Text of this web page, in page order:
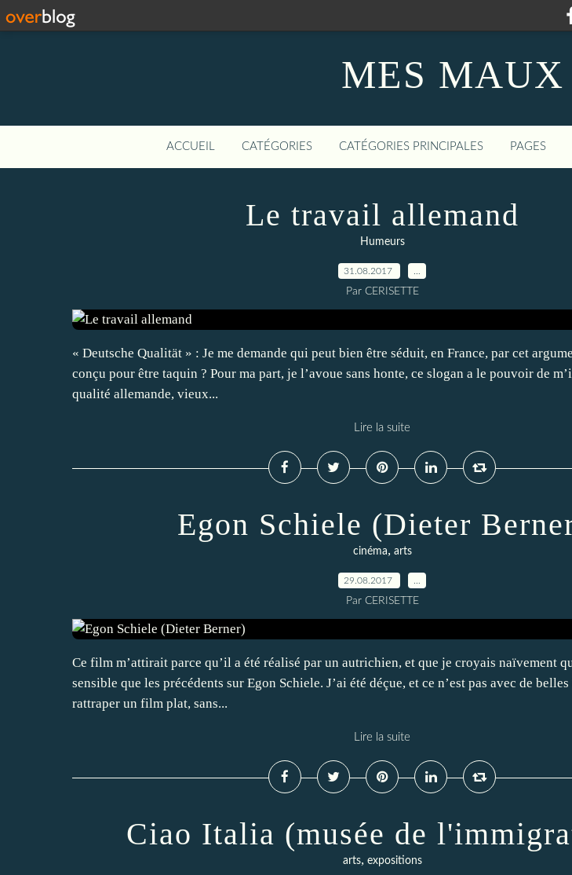
MES
ACCUEIL CATÉGORIES CATÉGORIES PRINCIPALES PAGES
Le travail allemand
Humeurs
31.08.2017
Par CERISETTE
« Deutsche Qualität » : Je me demande qui peut bien être séduit, en France, par cet
conçu pour être taquin ? Pour ma part, je l’avoue sans honte, ce slogan a le pouvoir de
qualité allemande, vieux...
Lire la suite
Egon Schiele (Dieter
cinéma, arts
29.08.2017
Par CERISETTE
Ce film m’attirait parce qu’il a été réalisé par un autrichien, et que je croyais naïvement
sensible que les précédents sur Egon Schiele. J’ai été déçue, et ce n’est pas avec de
rattraper un film plat, sans...
Lire la suite
Ciao Italia (musée de
arts, expositions